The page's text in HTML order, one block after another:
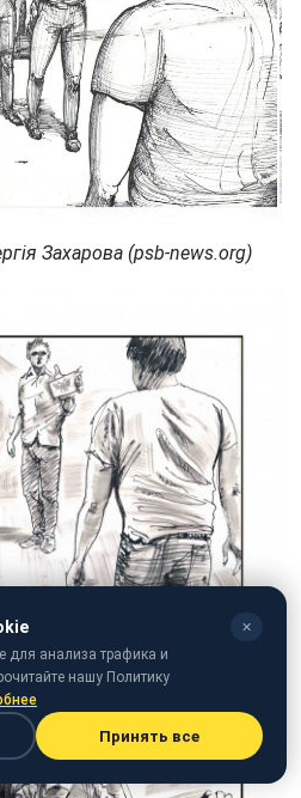
Захарова (psb-news.org)
✕
для анализа трафика и
нашу Политику
Принять все